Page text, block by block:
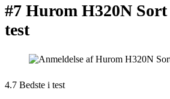
#7 Hurom H320N
test
4.7 Bedste i test